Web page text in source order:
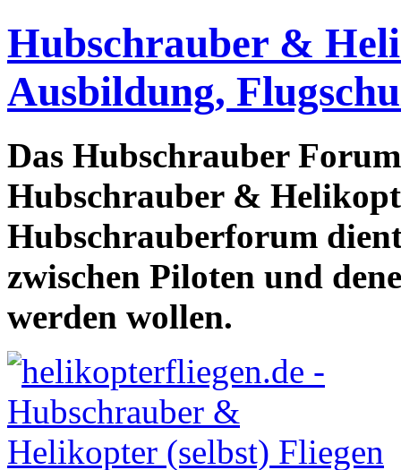
Hubschrauber &
Ausbildung,
Das Hubschrauber
Hubschrauber &
Hubschrauberforum
zwischen Piloten und
werden wollen.